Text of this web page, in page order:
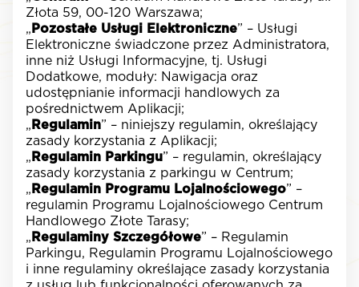
Złota 59, 00-120 Warszawa;
„Pozostałe Usługi Elektroniczne” – Usługi
Elektroniczne świadczone przez Administratora,
inne niż Usługi Informacyjne, tj. Usługi
Dodatkowe, moduły: Nawigacja oraz
udostępnianie informacji handlowych za
pośrednictwem Aplikacji;
„Regulamin” – niniejszy regulamin, określający
zasady korzystania z Aplikacji;
„Regulamin Parkingu” – regulamin, określający
zasady korzystania z parkingu w Centrum;
„Regulamin Programu Lojalnościowego” –
regulamin Programu Lojalnościowego Centrum
Handlowego Złote Tarasy;
„Regulaminy Szczegółowe” – Regulamin
Parkingu, Regulamin Programu Lojalnościowego
i inne regulaminy określające zasady korzystania